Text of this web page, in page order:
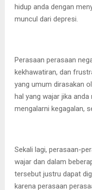
hidup anda dengan
muncul dari depresi.
Perasaan perasaan
kekhawatiran, dan
yang umum dirasakan
hal yang wajar jika
mengalarni kegagalan,
Sekali lagi, perasaan-
wajar dan dalam
tersebut justru dapat
karena perasaan